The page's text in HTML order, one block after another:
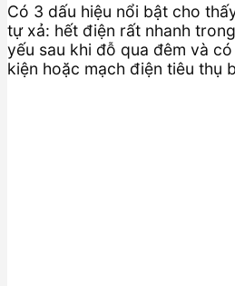
Có 3 dấu hiệu nổi bật cho
tự xả: hết điện rất nhanh
yếu sau khi đỗ qua đêm và
kiện hoặc mạch điện tiêu thụ